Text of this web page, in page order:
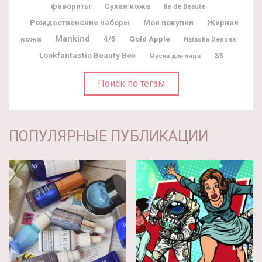
фавориты
Сухая кожа Ile de Beaute
Рождественские наборы Мои покупки
Жирная
кожа
Mankind 4/5 Gold Apple Natasha Denona
Lookfantastic Beauty Box Маска для лица 2/5
Поиск по тегам
ПОПУЛЯРНЫЕ ПУБЛИКАЦИИ